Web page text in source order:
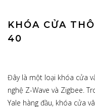
KHÓA CỬA
40
Đây là một loại khóa cửa
nghệ Z-Wave và Zigbee.
Yale hàng đầu, khóa cửa